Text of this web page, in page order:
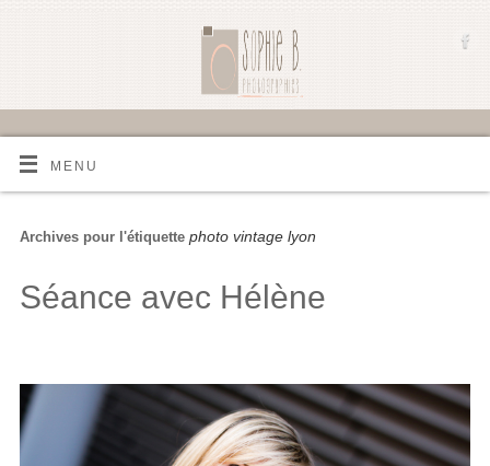
MENU
Archives pour l'étiquette photo vintage lyon
Séance avec Hélène